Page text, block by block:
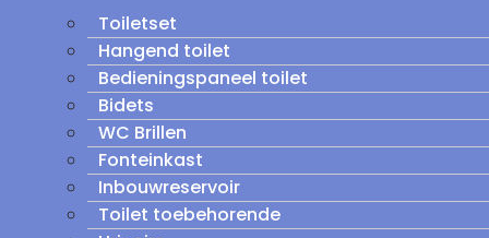
Toiletset
Hangend toilet
Bedieningspaneel toilet
Bidets
WC Brillen
Fonteinkast
Inbouwreservoir
Toilet toebehorende